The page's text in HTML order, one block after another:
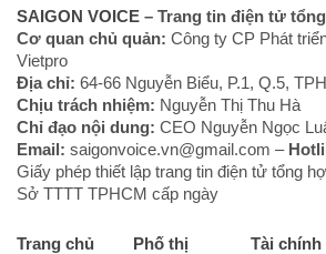
SAIGON VOICE – Trang tin điện tử
Cơ quan chủ quản: Công ty CP Phát
Vietpro
Địa chỉ: 64-66 Nguyễn Biểu, P.1, Q.5,
Chịu trách nhiệm: Nguyễn Thị Thu Hà
Chỉ đạo nội dung: CEO Nguyễn Ngọc
Email: saigonvoice.vn@gmail.com –
Giấy phép thiết lập trang tin điện tử tổng
Sở TTTT TPHCM cấp ngày
Trang chủ Phố thị Tài chính